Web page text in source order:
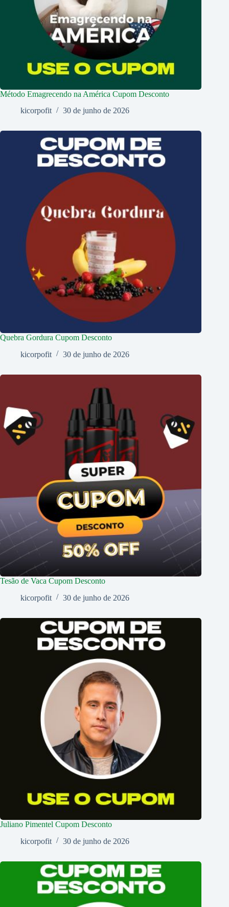
Método Emagrecendo na América Cupom Desconto
kicorpofit
30 de junho de 2026
Quebra Gordura Cupom Desconto
kicorpofit
30 de junho de 2026
Tesão de Vaca Cupom Desconto
kicorpofit
30 de junho de 2026
Juliano Pimentel Cupom Desconto
kicorpofit
30 de junho de 2026